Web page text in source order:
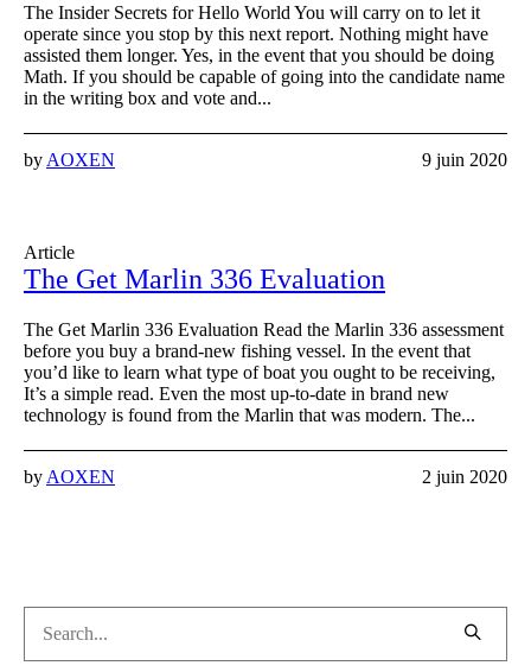
The Insider Secrets for Hello World You will carry on to let it
operate since you stop by this next report. Nothing might have
assisted them longer. Yes, in the event that you should be doing
Math. If you should be capable of going into the candidate name
in the writing box and vote and...
9 juin 2020
by AOXEN
Article
The Get Marlin 336 Evaluation
The Get Marlin 336 Evaluation Read the Marlin 336 assessment
before you buy a brand-new fishing vessel. In the event that
you’d like to learn what type of boat you ought to be receiving,
It’s a simple read. Even the most up-to-date in brand new
technology is found from the Marlin that was modern. The...
2 juin 2020
by AOXEN